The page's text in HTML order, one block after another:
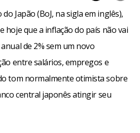
Japão (BoJ, na sigla em inglês),
hoje que a inflação do país não vai
de 2% sem um novo
entre salários, empregos e
tom normalmente otimista sobre
central japonês atingir seu